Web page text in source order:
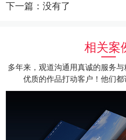
下一篇：没有了
相关案
多年来，观道沟通用真诚的服务
优质的作品打动客户！他们都